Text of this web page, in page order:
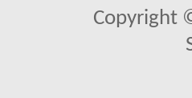
Copyright